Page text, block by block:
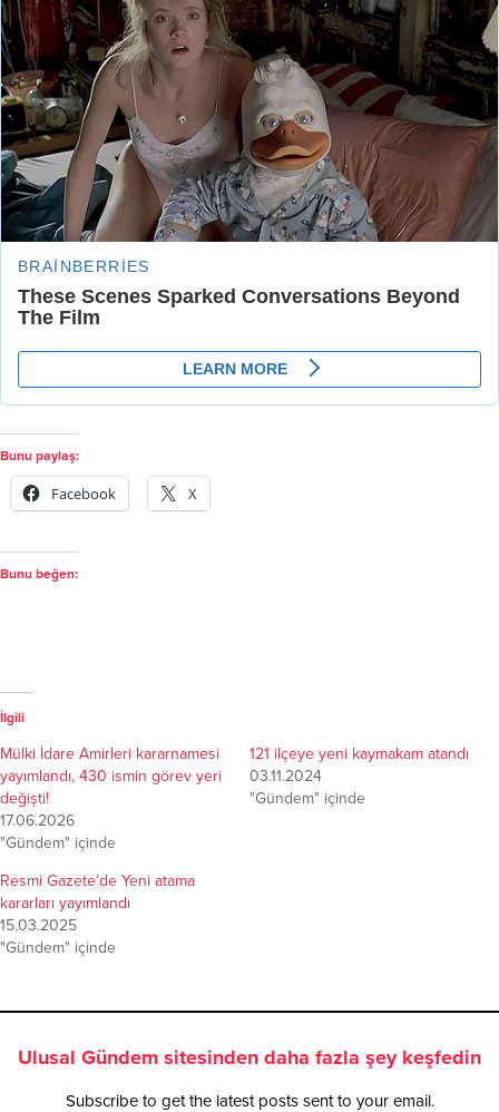
Bunu paylaş:
Facebook X
Bunu beğen:
İlgili
Mülki İdare Amirleri kararnamesi
yayımlandı, 430 ismin görev yeri
değişti!
17.06.2026
"Gündem" içinde
121 ilçeye yeni kaymakam atandı
03.11.2024
"Gündem" içinde
Resmi Gazete’de Yeni atama
kararları yayımlandı
15.03.2025
"Gündem" içinde
Ulusal Gündem sitesinden daha fazla şey keşfedin
Subscribe to get the latest posts sent to your email.